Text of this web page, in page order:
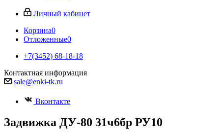
Личный кабинет
Корзина0
Отложенные0
+7(3452) 68-18-18
Контактная информация
sale@enki-tk.ru
Вконтакте
Задвижка ДУ-80 31ч6бр РУ10